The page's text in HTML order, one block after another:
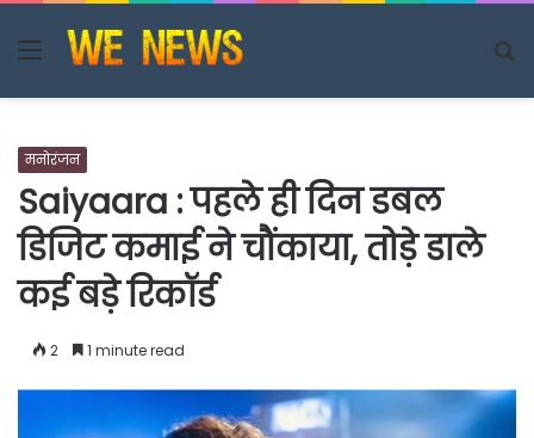
Menu
मनोरंजन
Saiyaara : पहले ही दिन डबल
डिजिट कमाई ने चौंकाया, तोड़े डाले
कई बड़े रिकॉर्ड
2 1 minute read